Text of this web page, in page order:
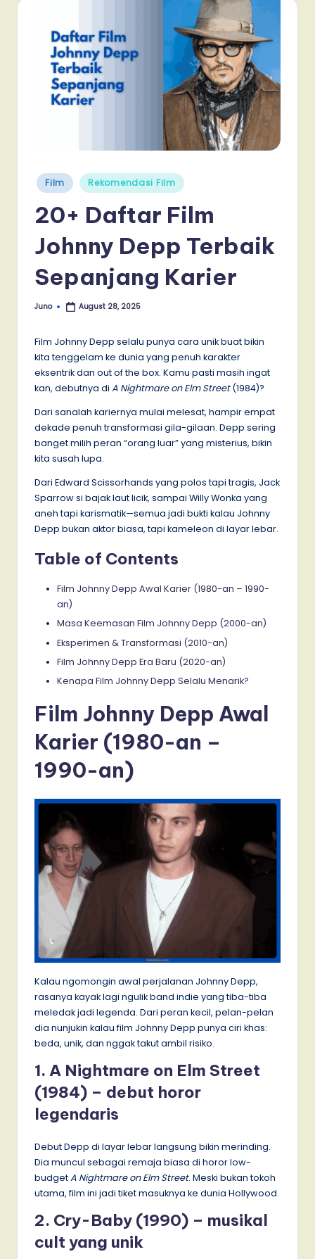
Posted
in
Film Rekomendasi Film
20+ Daftar Film
Johnny Depp Terbaik
Sepanjang Karier
Posted
Juno August 28, 2025
Film Johnny Depp selalu punya cara unik buat bikin
kita tenggelam ke dunia yang penuh karakter
eksentrik dan out of the box. Kamu pasti masih ingat
kan, debutnya di A Nightmare on Elm Street(1984)?
Dari sanalah kariernya mulai melesat, hampir empat
dekade penuh transformasi gila-gilaan. Depp sering
banget milih peran “orang luar” yang misterius, bikin
kita susah lupa.
Dari Edward Scissorhands yang polos tapi tragis, Jack
Sparrow si bajak laut licik, sampai Willy Wonka yang
aneh tapi karismatik—semua jadi bukti kalau Johnny
Depp bukan aktor biasa, tapi kameleon di layar lebar.
Table of Contents
Film Johnny Depp Awal Karier (1980-an – 1990-
an)
Masa Keemasan Film Johnny Depp (2000-an)
Eksperimen & Transformasi (2010-an)
Film Johnny Depp Era Baru (2020-an)
Kenapa Film Johnny Depp Selalu Menarik?
Film Johnny Depp Awal
Karier (1980-an –
1990-an)
Kalau ngomongin awal perjalanan Johnny Depp,
rasanya kayak lagi ngulik band indie yang tiba-tiba
meledak jadi legenda. Dari peran kecil, pelan-pelan
dia nunjukin kalau film Johnny Depp punya ciri khas:
beda, unik, dan nggak takut ambil risiko.
1. A Nightmare on Elm Street
(1984) – debut horor
legendaris
Debut Depp di layar lebar langsung bikin merinding.
Dia muncul sebagai remaja biasa di horor low-
budgetA Nightmare on Elm Street. Meski bukan tokoh
utama, film ini jadi tiket masuknya ke dunia Hollywood.
2. Cry-Baby (1990) – musikal
cult yang unik